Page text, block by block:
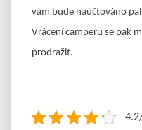
vám bude naúčtováno
Vrácení camperu se pak
prodražit.